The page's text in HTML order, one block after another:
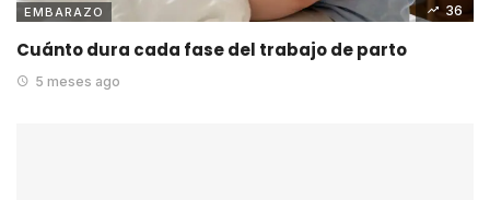
EMBARAZO 36
Cuánto dura cada fase del trabajo de parto
5 meses ago